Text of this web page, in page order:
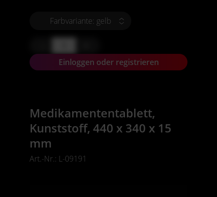
Farbvariante: gelb
Einloggen oder registrieren
Medikamententablett,
Kunststoff, 440 x 340 x 15
mm
Art.-Nr.: L-09191